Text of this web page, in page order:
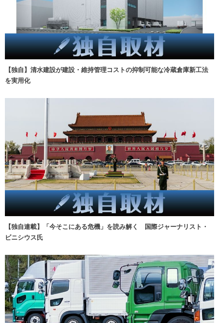
【独自】清水建設が建設・維持管理コストの抑制可能な冷蔵倉庫新工法
を実用化
【独自連載】「今そこにある危機」を読み解く 国際ジャーナリスト・
ビニシウス氏